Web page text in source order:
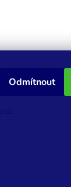
Odmítnout